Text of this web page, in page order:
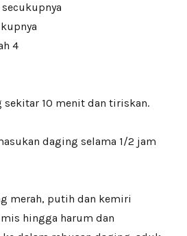
4
sekitar 10 menit dan tiriskan.
daging selama 1/2 jam
merah, putih dan kemiri
hingga harum dan